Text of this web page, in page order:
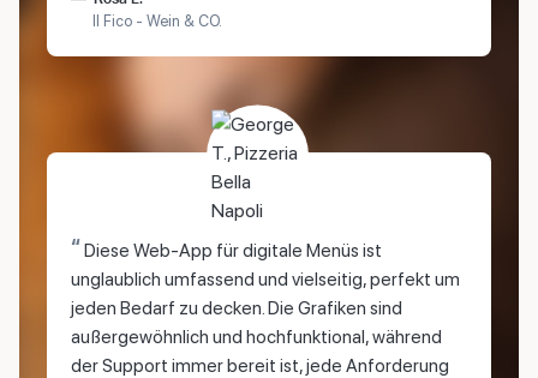
Il Fico - Wein & CO.
“Diese Web-App für digitale Menüs ist
unglaublich umfassend und vielseitig, perfekt um
jeden Bedarf zu decken. Die Grafiken sind
außergewöhnlich und hochfunktional, während
der Support immer bereit ist, jede Anforderung